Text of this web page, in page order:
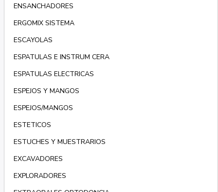
ENSANCHADORES
ERGOMIX SISTEMA
ESCAYOLAS
ESPATULAS E INSTRUM CERA
ESPATULAS ELECTRICAS
ESPEJOS Y MANGOS
ESPEJOS/MANGOS
ESTETICOS
ESTUCHES Y MUESTRARIOS
EXCAVADORES
EXPLORADORES